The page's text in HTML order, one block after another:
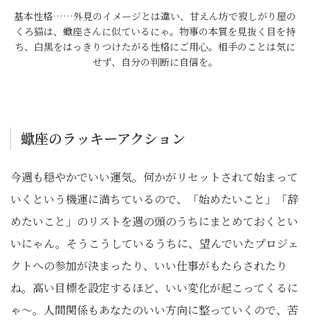
基本性格……外見のイメージとは違い、甘えん坊で寂しがり屋の
くろ猫は、蠍座さんに似ているにゃ。物事の本質を見抜く目を持
ち、白黒をはっきりつけたがる性格にご用心。相手のことは気に
せず、自分の判断に自信を。
蠍座のラッキーアクション
今週も穏やかでいい運気。何かがリセットされて始まって
いくという機運に満ちているので、「始めたいこと」「辞
めたいこと」のリストを週の頭のうちにまとめておくとい
いにゃん。そうこうしているうちに、望んでいたプロジェ
クトへの参加が決まったり、いい仕事がもたらされたり
ね。高い目標を設定するほど、いい変化が起こってくるに
ゃ〜。人間関係もあなたのいい方向に整っていくので、苦